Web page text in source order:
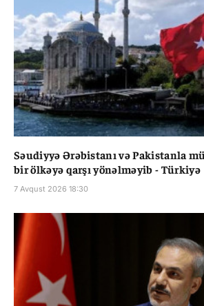
Səudiyyə Ərəbistanı və Pakistanla
bir ölkəyə qarşı yönəlməyib - Türkiyə
7 Avqust 2026 18:30